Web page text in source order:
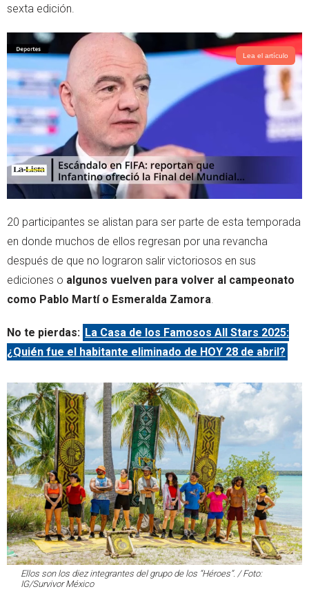
sexta edición.
Lea el artículo
20 participantes se alistan para ser parte de esta temporada
en donde muchos de ellos regresan por una revancha
después de que no lograron salir victoriosos en sus
ediciones o algunos vuelven para volver al campeonato
como Pablo Martí o Esmeralda Zamora.
No te pierdas: La Casa de los Famosos All Stars 2025:
¿Quién fue el habitante eliminado de HOY 28 de abril?
Ellos son los diez integrantes del grupo de los “Héroes”. / Foto:
IG/Survivor México